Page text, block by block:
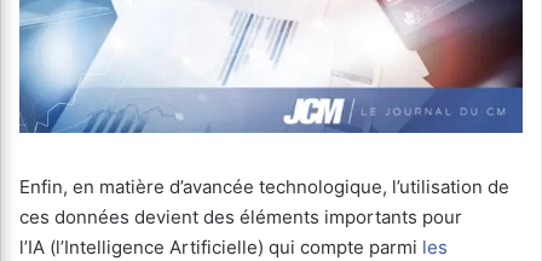
Enfin, en matière d’avancée technologique, l’utilisation de
ces données devient des éléments importants pour
l’IA (l’Intelligence Artificielle) qui compte parmi les